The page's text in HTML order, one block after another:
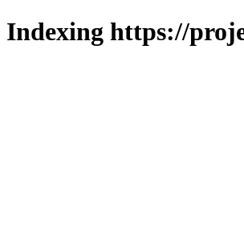
Indexing https://